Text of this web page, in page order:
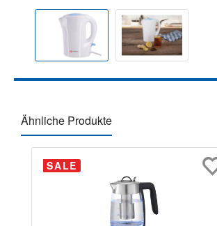
Ähnliche Produkte
Produktgalerie überspringen
SALE